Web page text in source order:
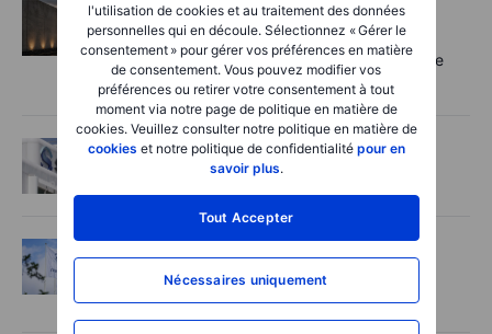
l'utilisation de cookies et au traitement des données
personnelles qui en découle. Sélectionnez « Gérer le
consentement » pour gérer vos préférences en matière
de consentement. Vous pouvez modifier vos
préférences ou retirer votre consentement à tout
moment via notre page de politique en matière de
cookies. Veuillez consulter notre politique en matière de
cookies et notre politique de confidentialité pour en
savoir plus.
Tout Accepter
Nécessaires uniquement
Actions
2026-08-06 11:00:00
Rheinmetall : le boom de la défense en
Europe est là, mais tous les contrats ne se
concrétiseront pas
Actions
2026-08-06 08:00:00
Idée de trading - Safran
Novo Nordisk relève ses ambitions, mais
perd du terrain face à ses rivaux